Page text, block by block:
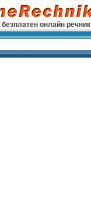
безплатен онлайн речник